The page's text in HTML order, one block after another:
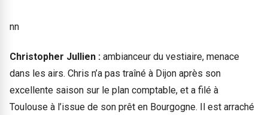
nn
Christopher Jullien : ambianceur du vestiaire, menace
dans les airs. Chris n’a pas traîné à Dijon après son
excellente saison sur le plan comptable, et a filé à
Toulouse à l’issue de son prêt en Bourgogne. Il est arraché